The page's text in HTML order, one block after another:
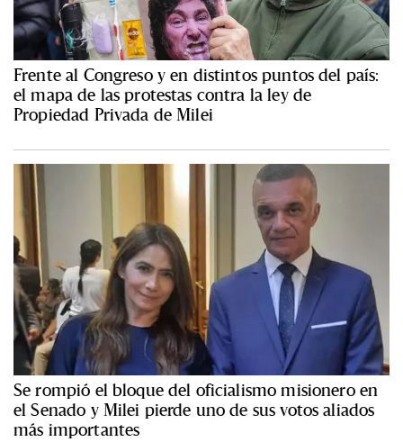
Frente al Congreso y en distintos puntos del país:
el mapa de las protestas contra la ley de
Propiedad Privada de Milei
Se rompió el bloque del oficialismo misionero en
el Senado y Milei pierde uno de sus votos aliados
más importantes